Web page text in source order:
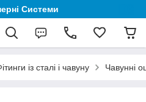
Системи
із сталі і чавуну Чавунні